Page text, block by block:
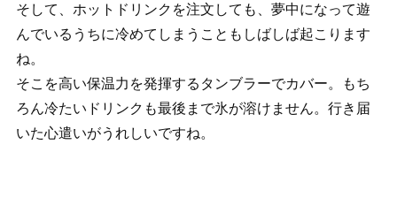
そして、ホットドリンクを注文しても、夢中になって遊
んでいるうちに冷めてしまうこともしばしば起こります
ね。
そこを高い保温力を発揮するタンブラーでカバー。もち
ろん冷たいドリンクも最後まで氷が溶けません。行き届
いた心遣いがうれしいですね。